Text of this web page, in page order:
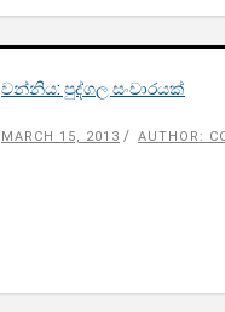
වන්නිය: පුද්ගල සංචාරයක්
MARCH 15, 2013 AUTHOR: